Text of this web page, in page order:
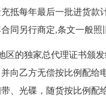
抵每年最后一批进货款
同另行商定,条文一般照
的独家总代理证书颁发
向乙方无偿按比例配给
、光碟，随货按比例配